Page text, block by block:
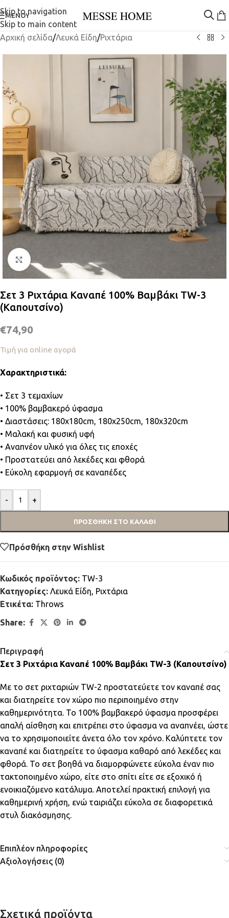
Skip to navigation
Skip to main content
ΜΕΝΟΎ
Αρχική σελίδα/Λευκά Είδη/Ριχτάρια
Κλικ για μεγέθυνση
Σετ 3 Ριχτάρια Καναπέ 100% Βαμβάκι TW-3
(Καπουτσίνο)
€74,90
Τιμή για online αγορά
Χαρακτηριστικά:
• Σετ 3 τεμαχίων
• 100% βαμβακερό ύφασμα
• Διαστάσεις: 180x180cm, 180x250cm, 180x320cm
• Μαλακή και φυσική υφή
• Αναπνέον υλικό για όλες τις εποχές
• Προστατεύει από λεκέδες και φθορά
• Εύκολη εφαρμογή σε καναπέδες
- +
ΠΡΟΣΘΉΚΗ ΣΤΟ ΚΑΛΆΘΙ
Πρόσθήκη στην Wishlist
Κωδικός προϊόντος: TW-3
Κατηγορίες: Λευκά Είδη, Ριχτάρια
Ετικέτα: Throws
Share:
Περιγραφή
Σετ 3 Ριχτάρια Καναπέ 100% Βαμβάκι TW-3 (Καπουτσίνο)
Με το σετ ριχταριών TW-2 προστατεύετε τον καναπέ σας
και διατηρείτε τον χώρο πιο περιποιημένο στην
καθημερινότητα. Το 100% βαμβακερό ύφασμα προσφέρει
απαλή αίσθηση και επιτρέπει στο ύφασμα να αναπνέει, ώστε
να το χρησιμοποιείτε άνετα όλο τον χρόνο. Καλύπτετε τον
καναπέ και διατηρείτε το ύφασμα καθαρό από λεκέδες και
φθορά. Το σετ βοηθά να διαμορφώνετε εύκολα έναν πιο
τακτοποιημένο χώρο, είτε στο σπίτι είτε σε εξοχικό ή
ενοικιαζόμενο κατάλυμα. Αποτελεί πρακτική επιλογή για
καθημερινή χρήση, ενώ ταιριάζει εύκολα σε διαφορετικά
στυλ διακόσμησης.
Επιπλέον πληροφορίες
Αξιολογήσεις (0)
Σχετικά προϊόντα